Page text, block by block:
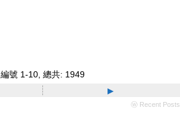
編號 1-10, 總共: 1949
▸
ⓦ Recent Posts